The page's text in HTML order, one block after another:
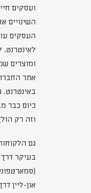
ועסקים
השינויים
העסקים
ומוצרים
אתר
כיום כבר
וזה רק
גם
בעיקר
און-ליין